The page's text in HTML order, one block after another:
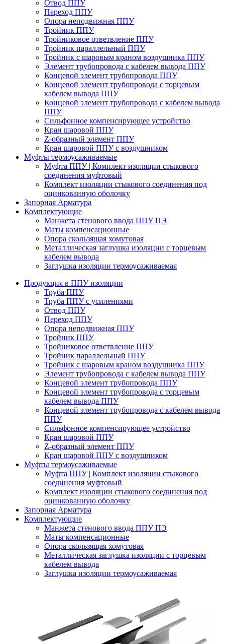
Отвод ППУ
Переход ППУ
Опора неподвижная ППУ
Тройник ППУ
Тройниковое ответвление ППУ
Тройник параллельный ППУ
Тройник с шаровым краном воздушника ППУ
Элемент трубопровода с кабелем вывода ППУ
Концевой элемент трубопровода ППУ
Концевой элемент трубопровода с торцевым
кабелем вывода ППУ
Концевой элемент трубопровода с кабелем вывода
ППУ
Сильфонное компенсирующее устройство
Кран шаровой ППУ
Z-образный элемент ППУ
Кран шаровой ППУ с воздушником
Муфты термоусаживаемые
Муфта ППУ | Комплект изоляции стыкового
соединения муфтовый
Комплект изоляции стыкового соединения под
оцинкованную оболочку
Запорная Арматура
Комплектующие
Манжета стенового ввода ППУ ПЭ
Маты компенсационные
Опора скользящая хомутовая
Металлическая заглушка изоляции с торцевым
кабелем вывода
Заглушка изоляции термоусаживаемая
Продукция в ППУ изоляции
Труба ППУ
Труба ППУ с усилениями
Отвод ППУ
Переход ППУ
Опора неподвижная ППУ
Тройник ППУ
Тройниковое ответвление ППУ
Тройник параллельный ППУ
Тройник с шаровым краном воздушника ППУ
Элемент трубопровода с кабелем вывода ППУ
Концевой элемент трубопровода ППУ
Концевой элемент трубопровода с торцевым
кабелем вывода ППУ
Концевой элемент трубопровода с кабелем вывода
ППУ
Сильфонное компенсирующее устройство
Кран шаровой ППУ
Z-образный элемент ППУ
Кран шаровой ППУ с воздушником
Муфты термоусаживаемые
Муфта ППУ | Комплект изоляции стыкового
соединения муфтовый
Комплект изоляции стыкового соединения под
оцинкованную оболочку
Запорная Арматура
Комплектующие
Манжета стенового ввода ППУ ПЭ
Маты компенсационные
Опора скользящая хомутовая
Металлическая заглушка изоляции с торцевым
кабелем вывода
Заглушка изоляции термоусаживаемая